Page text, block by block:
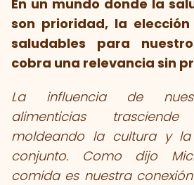
En un mundo donde la
son prioridad, la
saludables para
cobra una relevancia sin
La influencia de
alimenticias
moldeando la cultura y
conjunto. Como dijo
comida es nuestra